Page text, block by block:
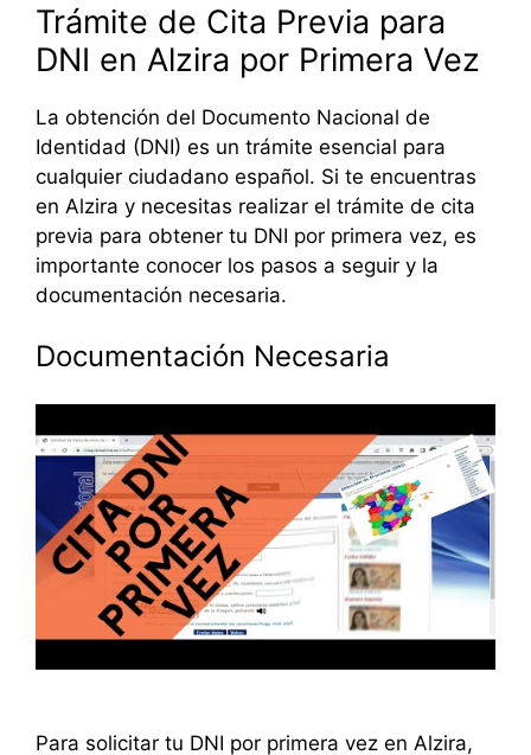
Trámite de Cita Previa para
DNI en Alzira por Primera Vez
La obtención del Documento Nacional de
Identidad (DNI) es un trámite esencial para
cualquier ciudadano español. Si te encuentras
en Alzira y necesitas realizar el trámite de cita
previa para obtener tu DNI por primera vez, es
importante conocer los pasos a seguir y la
documentación necesaria.
Documentación Necesaria
Para solicitar tu DNI por primera vez en Alzira,